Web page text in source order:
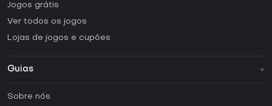
Jogos grátis
Ver todos os jogos
Lojas de jogos e cupões
Guias
Sobre nós